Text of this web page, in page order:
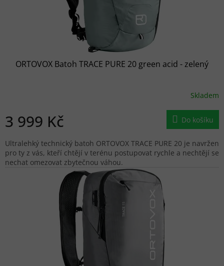
ORTOVOX Batoh TRACE PURE 20 green acid - zelený
Skladem
3 999 Kč Do košíku
Ultralehký technický batoh ORTOVOX TRACE PURE 20 je navržen
pro ty z vás, kteří chtějí v terénu postupovat rychle a nechtějí se
nechat omezovat zbytečnou váhou.